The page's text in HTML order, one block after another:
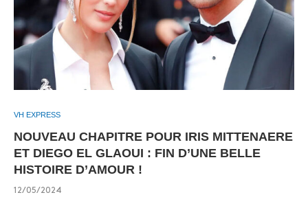
VH EXPRESS
NOUVEAU CHAPITRE POUR IRIS MITTENAERE
ET DIEGO EL GLAOUI : FIN D’UNE BELLE
HISTOIRE D’AMOUR !
12/05/2024